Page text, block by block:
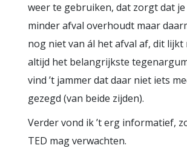
weer te gebruiken, dat zorgt dat
minder afval overhoudt maar
nog niet van ál het afval af, dit lijkt
altijd het belangrijkste
vind ’t jammer dat daar niet iets
gezegd (van beide zijden).
Verder vond ik ’t erg informatief,
TED mag verwachten.